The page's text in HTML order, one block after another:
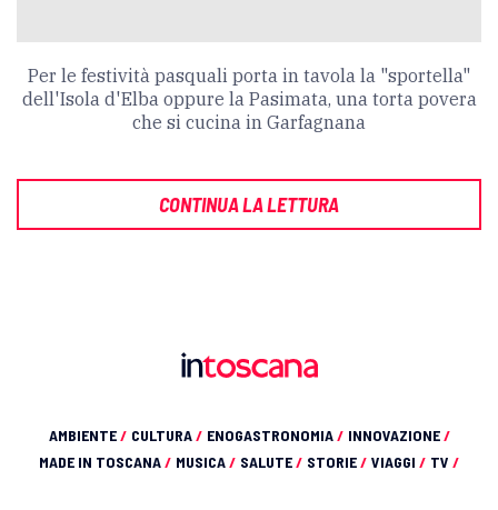
Per le festività pasquali porta in tavola la "sportella"
dell'Isola d'Elba oppure la Pasimata, una torta povera
che si cucina in Garfagnana
CONTINUA LA LETTURA
AMBIENTE/ CULTURA/ ENOGASTRONOMIA/ INNOVAZIONE/
MADE IN TOSCANA/ MUSICA/ SALUTE/ STORIE/ VIAGGI / TV /